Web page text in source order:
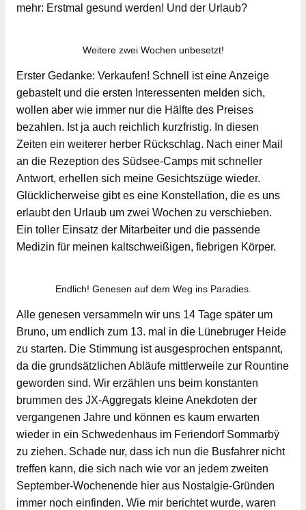
mehr: Erstmal gesund werden! Und der Urlaub?
Weitere zwei Wochen unbesetzt!
Erster Gedanke: Verkaufen! Schnell ist eine Anzeige
gebastelt und die ersten Interessenten melden sich,
wollen aber wie immer nur die Hälfte des Preises
bezahlen. Ist ja auch reichlich kurzfristig. In diesen
Zeiten ein weiterer herber Rückschlag. Nach einer Mail
an die Rezeption des Südsee-Camps mit schneller
Antwort, erhellen sich meine Gesichtszüge wieder.
Glücklicherweise gibt es eine Konstellation, die es uns
erlaubt den Urlaub um zwei Wochen zu verschieben.
Ein toller Einsatz der Mitarbeiter und die passende
Medizin für meinen kaltschweißigen, fiebrigen Körper.
Endlich! Genesen auf dem Weg ins Paradies.
Alle genesen versammeln wir uns 14 Tage später um
Bruno, um endlich zum 13. mal in die Lünebruger Heide
zu starten. Die Stimmung ist ausgesprochen entspannt,
da die grundsätzlichen Abläufe mittlerweile zur Rountine
geworden sind. Wir erzählen uns beim konstanten
brummen des JX-Aggregats kleine Anekdoten der
vergangenen Jahre und können es kaum erwarten
wieder in ein Schwedenhaus im Feriendorf Sommarbÿ
zu ziehen. Schade nur, dass ich nun die Busfahrer nicht
treffen kann, die sich nach wie vor an jedem zweiten
September-Wochenende hier aus Nostalgie-Gründen
immer noch einfinden. Wie mir berichtet wurde, waren